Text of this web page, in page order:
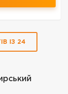
ІЗ 24